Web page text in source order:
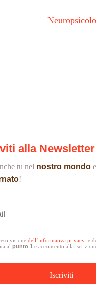
alla Newsletter
tu nel nostro mondo e
!
visionedell’informativa privacy e
alpunto 1 e acconsento alla